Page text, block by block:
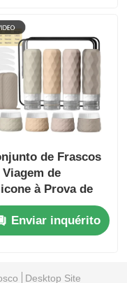
de Frascos
Viagem de
à Prova de
Aprovado
TSA com Design
Boca Larga para
Enviar inquérito
Desktop Site